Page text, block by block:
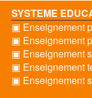
SYSTEME
▣ Enseignement
▣ Enseignement
▣ Enseignement
▣ Enseignement
▣ Enseignement